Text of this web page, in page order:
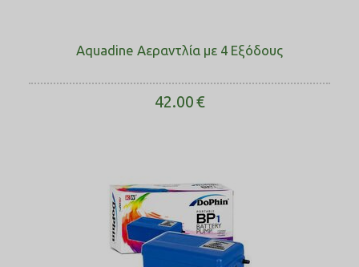
Aquadine Αεραντλία με 4 Εξόδους
42.00€